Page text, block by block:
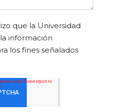
que la Universidad
información
los fines señalados